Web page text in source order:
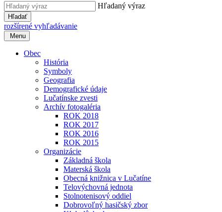
Hľadaný výraz
Hľadať
rozšírené vyhľadávanie
Menu
Obec
História
Symboly
Geografia
Demografické údaje
Lučatínske zvesti
Archív fotogaléria
ROK 2018
ROK 2017
ROK 2016
ROK 2015
Organizácie
Základná škola
Materská škola
Obecná knižnica v Lučatíne
Telovýchovná jednota
Stolnotenisový oddiel
Dobrovoľný hasičský zbor